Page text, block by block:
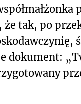
że tak, po
dokument: